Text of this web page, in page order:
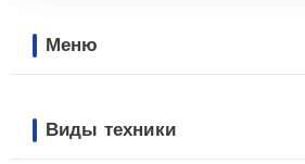
Меню
Виды техники